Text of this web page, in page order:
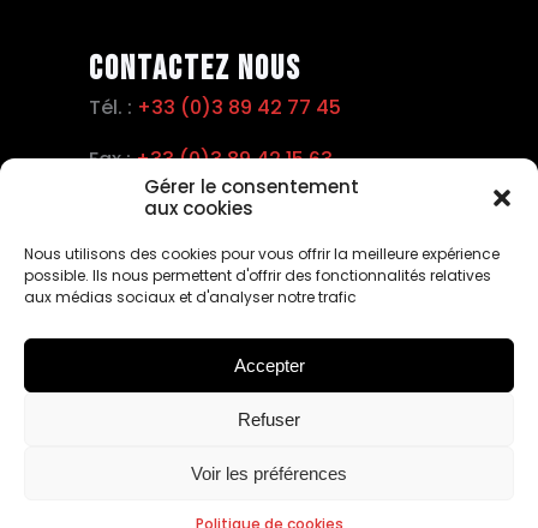
Gérer le consentement
aux cookies
Nous utilisons des cookies pour vous offrir la meilleure expérience
possible. Ils nous permettent d'offrir des fonctionnalités relatives
aux médias sociaux et d'analyser notre trafic
Accepter
Refuser
Voir les préférences
Politique de cookies
Contactez nous
Tél. : +33 (0)3 89 42 77 45
Fax :+33 (0)3 89 42 15 63
Email :info@semc.pro
- Création de sites internet à
Mulhouse &